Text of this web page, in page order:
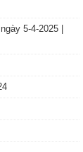
5-4-2025 |